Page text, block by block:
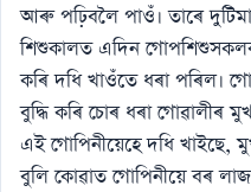
আৰু পঢ়িবলৈ পাওঁ। তাৰে
শিশুকালত এদিন
কৰি দধি খাওঁতে ধৰা পৰিল।
বুদ্ধি কৰি চোৰ ধৰা গােৱালীৰ
এই গােপিনীয়েহে দধি খাইছে,
বুলি কোৱাত গােপিনীয়ে বৰ